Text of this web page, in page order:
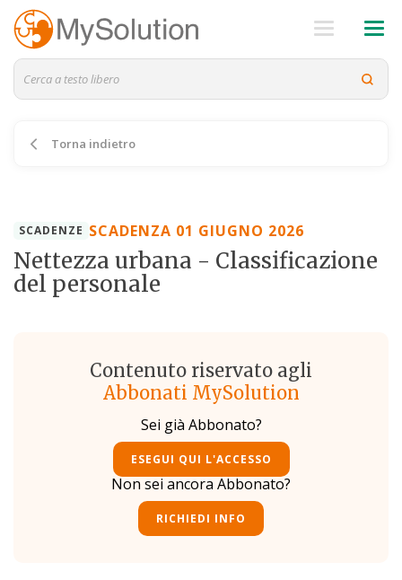
Torna indietro
SCADENZE SCADENZA 01 GIUGNO 2026
Nettezza urbana - Classificazione
del personale
Contenuto riservato agli
Abbonati MySolution
Sei già Abbonato?
ESEGUI QUI L'ACCESSO
Non sei ancora Abbonato?
RICHIEDI INFO